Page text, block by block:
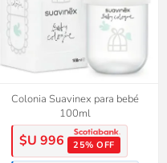
Colonia Suavinex para bebé
100ml
$U 996 25% OFF